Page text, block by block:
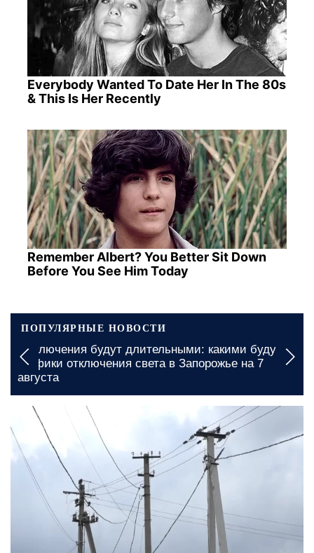
Everybody Wanted To Date Her In The 80s
& This Is Her Recently
Remember Albert? You Better Sit Down
Before You See Him Today
ПОПУЛЯРНЫЕ НОВОСТИ
Выключения будут длительными: какими будут
графики отключения света в Запорожье на 7
августа
14 июня, 15:15